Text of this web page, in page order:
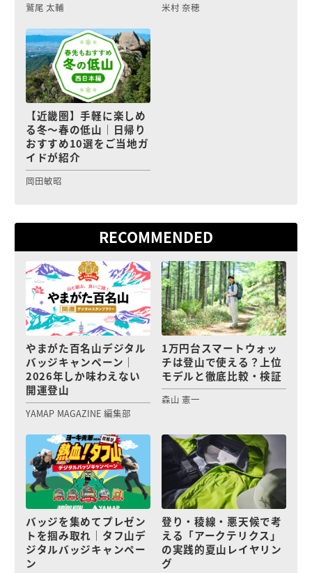
鷲尾 太輔 米村 奈穂
【近畿圏】手軽に楽しめ
る冬〜春の低山｜日帰り
おすすめ10選をご当地ガ
イドが紹介
岡田敏昭
RECOMMENDED
やまがた百名山デジタル
バッジキャンペーン｜
2026年しか味わえない
開運登山
YAMAP MAGAZINE 編集部
1万円台スマートウォッ
チは登山で使える？上位
モデルと徹底比較・検証
森山 憲一
バッジを集めてプレゼン
トを掴み取れ｜タフ山デ
ジタルバッジキャンペー
ン
登り・稜線・悪天候で考
える「アークテリクス」
の実践的夏山レイヤリン
グ